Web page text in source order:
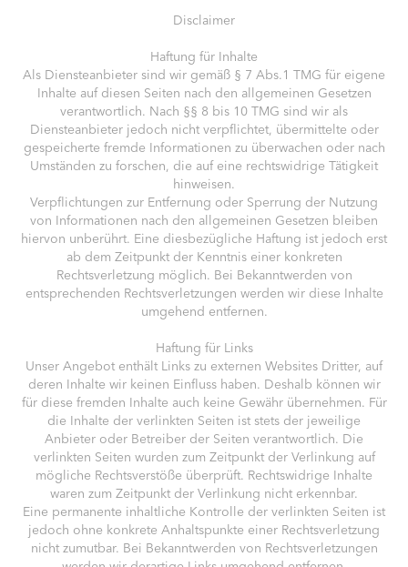
Disclaimer
Haftung für Inhalte
Als Diensteanbieter sind wir gemäß § 7 Abs.1 TMG für eigene
Inhalte auf diesen Seiten nach den allgemeinen Gesetzen
verantwortlich. Nach §§ 8 bis 10 TMG sind wir als
Diensteanbieter jedoch nicht verpflichtet, übermittelte oder
gespeicherte fremde Informationen zu überwachen oder nach
Umständen zu forschen, die auf eine rechtswidrige Tätigkeit
hinweisen.
Verpflichtungen zur Entfernung oder Sperrung der Nutzung
von Informationen nach den allgemeinen Gesetzen bleiben
hiervon unberührt. Eine diesbezügliche Haftung ist jedoch erst
ab dem Zeitpunkt der Kenntnis einer konkreten
Rechtsverletzung möglich. Bei Bekanntwerden von
entsprechenden Rechtsverletzungen werden wir diese Inhalte
umgehend entfernen.
Haftung für Links
Unser Angebot enthält Links zu externen Websites Dritter, auf
deren Inhalte wir keinen Einfluss haben. Deshalb können wir
für diese fremden Inhalte auch keine Gewähr übernehmen. Für
die Inhalte der verlinkten Seiten ist stets der jeweilige
Anbieter oder Betreiber der Seiten verantwortlich. Die
verlinkten Seiten wurden zum Zeitpunkt der Verlinkung auf
mögliche Rechtsverstöße überprüft. Rechtswidrige Inhalte
waren zum Zeitpunkt der Verlinkung nicht erkennbar.
Eine permanente inhaltliche Kontrolle der verlinkten Seiten ist
jedoch ohne konkrete Anhaltspunkte einer Rechtsverletzung
nicht zumutbar. Bei Bekanntwerden von Rechtsverletzungen